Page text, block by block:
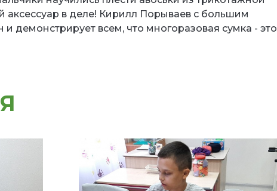
в деле! Кирилл Порываев с большим
и демонстрирует всем, что многоразовая сумка - это